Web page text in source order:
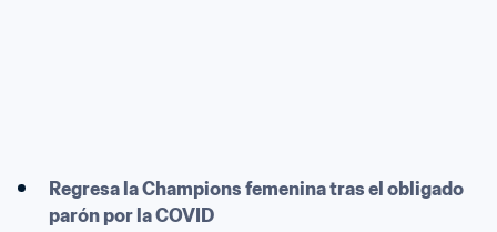
Regresa la Champions femenina tras el obligado
parón por la COVID